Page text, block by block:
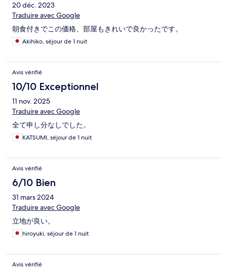
20 déc. 2023
Traduire avec Google
朝食付きでこの価格、部屋もきれいで良かったです。
Akihiko, séjour de 1 nuit
Avis vérifié
10/10 Exceptionnel
11 nov. 2025
Traduire avec Google
全て申し分なしでした。
KATSUMI, séjour de 1 nuit
Avis vérifié
6/10 Bien
31 mars 2024
Traduire avec Google
立地が良い。
hiroyuki, séjour de 1 nuit
Avis vérifié